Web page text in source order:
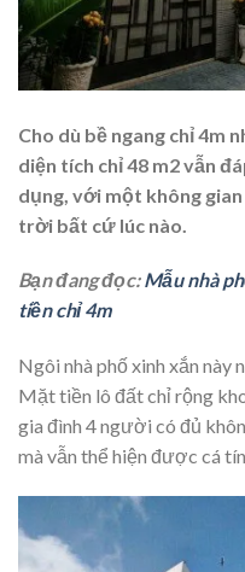
Cho dù bề ngang chỉ 4m
diện tích chỉ 48 m2 vẫn
dụng, với một không
trời bất cứ lúc nào.
Bạn đang đọc:Mẫu nhà
tiền chỉ 4m
Ngôi nhà phố xinh xắn này
Mặt tiền lô đất chỉ rộng
gia đình 4 người có đủ
mà vẫn thể hiện được cá